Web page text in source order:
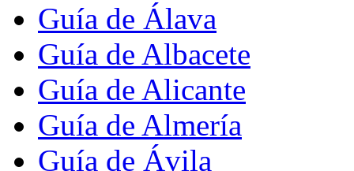
Guía de Álava
Guía de Albacete
Guía de Alicante
Guía de Almería
Guía de Ávila